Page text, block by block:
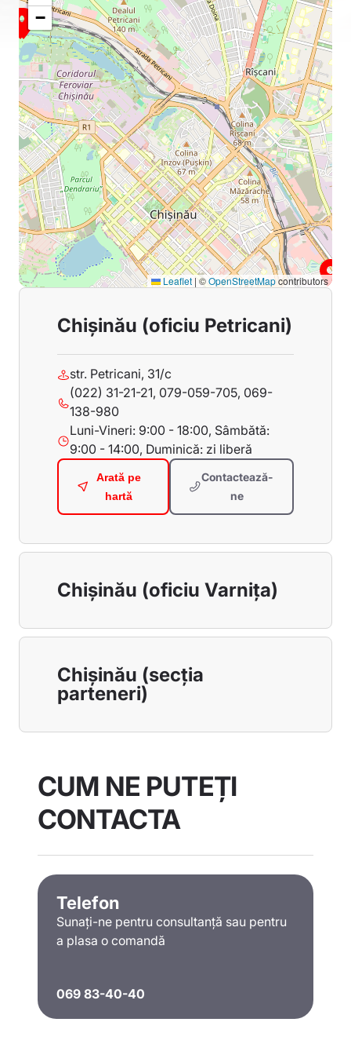
Chișinău (oficiu Petricani)
str. Petricani, 31/c
(022) 31-21-21, 079-059-705, 069-
138-980
Luni-Vineri: 9:00 - 18:00, Sâmbătă:
9:00 - 14:00, Duminică: zi liberă
Arată pe
hartă
Contactează-
ne
Chișinău (oficiu Varnița)
Chișinău (secția
parteneri)
−
Leaflet |©OpenStreetMapcontributors
CUM NE PUTEȚI
CONTACTA
Telefon
Sunați-ne pentru consultanță sau pentru
a plasa o comandă
069 83-40-40